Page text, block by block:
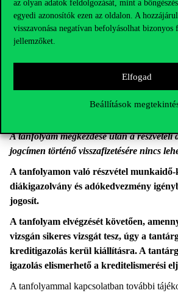
az olyan adatok feldolgozását, mint a
egyedi azonosítók ezen az oldalon. A
visszavonása negatívan befolyásolhat bizonyos
jellemzőket.
Elfogad
Beállítások
lehetőség.
A befizetéshez szükséges információk:
PPESSMA00T
A tanfolyam megkezdése után a részvételi
jogcímen történő visszafizetésére nincs
A tanfolyamon való részvétel munkaidő-
diákigazolvány és adókedvezmény
jogosít.
A tanfolyam elvégzését követően,
vizsgán sikeres vizsgát tesz, úgy a
kreditigazolás kerül kiállításra. A
igazolás elismerhető a kreditelismerési
A tanfolyammal kapcsolatban további